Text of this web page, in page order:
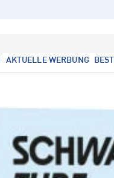
AKTUELLE WERBUNG